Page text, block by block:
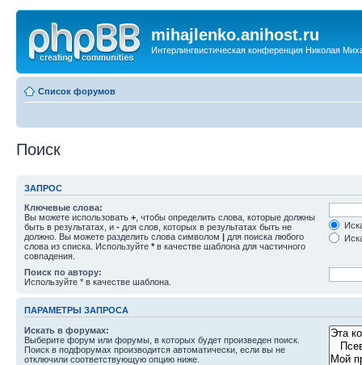
mihajlenko.anihost.ru
Интерлингвистическая конференция Николая
Список форумов
Поиск
ЗАПРОС
Ключевые слова:
Вы можете использовать + , чтобы определить слова, которые должны
быть в результатах, и - для слов, которых в результатах быть не
должно. Вы можете разделить слова символом | для поиска любого
слова из списка. Используйте * в качестве шаблона для частичного
совпадения.
Поиск по автору:
Используйте * в качестве шаблона.
ПАРАМЕТРЫ ЗАПРОСА
Искать в форумах:
Выберите форум или форумы, в которых будет произведен поиск.
Поиск в подфорумах производится автоматически, если вы не
отключили соответствующую опцию ниже.